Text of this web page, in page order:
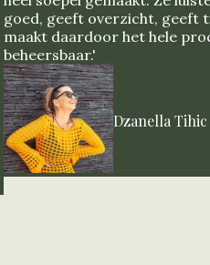
goed, geeft overzicht, geeft
maakt daardoor het hele
beheersbaar.'
Dzanella Tihic